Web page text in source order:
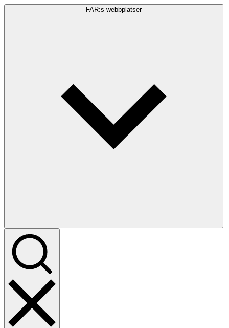
FAR:s webbplatser